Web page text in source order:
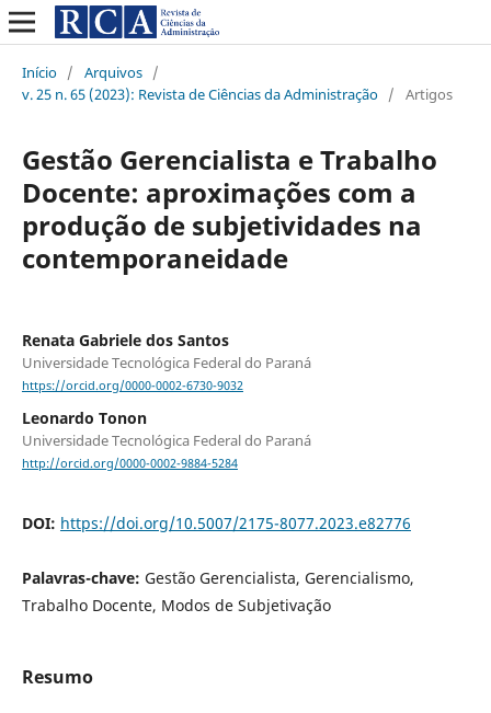
Início / Arquivos /
v. 25 n. 65 (2023): Revista de Ciências da Administração / Artigos
Gestão Gerencialista e Trabalho
Docente: aproximações com a
produção de subjetividades na
contemporaneidade
Renata Gabriele dos Santos
Universidade Tecnológica Federal do Paraná
https://orcid.org/0000-0002-6730-9032
Leonardo Tonon
Universidade Tecnológica Federal do Paraná
http://orcid.org/0000-0002-9884-5284
DOI: https://doi.org/10.5007/2175-8077.2023.e82776
Palavras-chave: Gestão Gerencialista, Gerencialismo,
Trabalho Docente, Modos de Subjetivação
Resumo